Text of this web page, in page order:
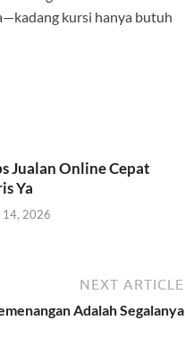
kursi hanya butuh
Jualan Online Cepat
Ya
14, 2026
NEXT ARTICLE
Adalah Segalanya